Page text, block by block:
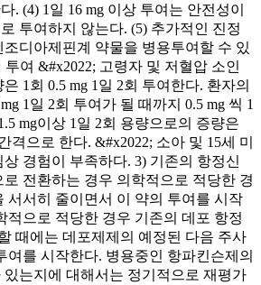
. (4) 1일 16 mg 이상 투여는 안전성이
투여하지 않는다. (5) 추가적인 진정
디아제핀계 약물을 병용투여할 수 있
여 &#x2022; 고령자 및 저혈압 소인
1회 0.5 mg 1일 2회 투여한다. 환자의
1일 2회 투여가 될 때까지 0.5 mg 씩 1
mg이상 1일 2회 용량으로의 증량은
격으로 한다. &#x2022; 소아 및 15세 미
경험이 부족하다. 3) 기존의 항정신
전환하는 경우 의학적으로 적당한 경
서서히 줄이면서 이 약의 투여를 시작
적으로 적당한 경우 기존의 데포 항정
때에는 데포제제의 예정된 다음 주사
여를 시작한다. 병용중인 항파킨슨제의
는지에 대해서는 정기적으로 재평가